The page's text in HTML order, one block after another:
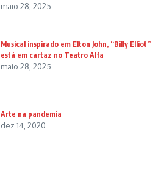
maio 28, 2025
Musical inspirado em Elton John, “Billy Elliot”
está em cartaz no Teatro Alfa
maio 28, 2025
Arte na pandemia
dez 14, 2020